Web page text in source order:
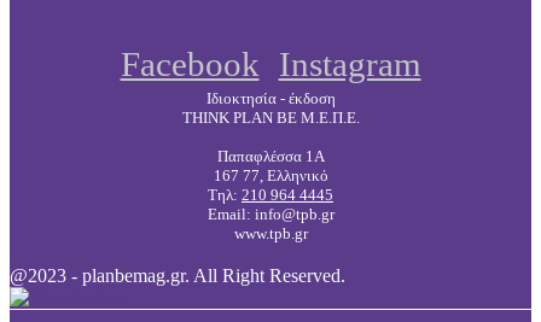
Facebook Instagram
Ιδιοκτησία - έκδοση
THINK PLAN BE Μ.Ε.Π.Ε.
Παπαφλέσσα 1Α
167 77, Ελληνικό
Τηλ: 210 964 4445
Email: info@tpb.gr
www.tpb.gr
@2023 - planbemag.gr. All Right Reserved.